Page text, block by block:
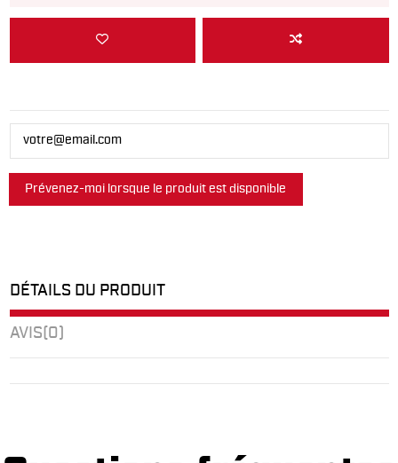
DÉTAILS DU PRODUIT
AVIS (0)